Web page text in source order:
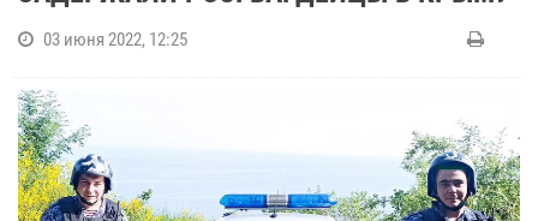
03 июня 2022, 12:25